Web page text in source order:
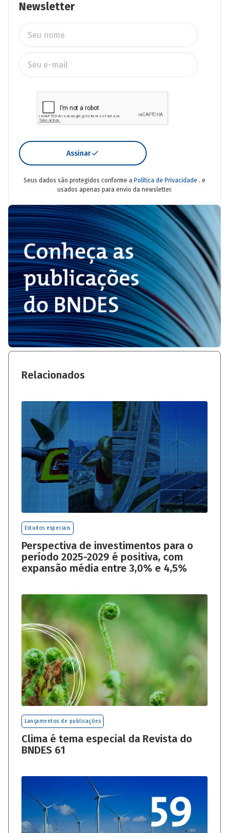
Newsletter
Assinar
Seus dados são protegidos conforme a Política de Privacidade . e
usados apenas para envio da newsletter.
Relacionados
Estudos especiais
Perspectiva de investimentos para o
período 2025-2029 é positiva, com
expansão média entre 3,0% e 4,5%
Lançamentos de publicações
Clima é tema especial da Revista do
BNDES 61